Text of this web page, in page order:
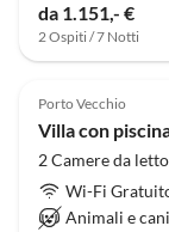
da 1.151,- €
2 Ospiti / 7 Notti
Porto Vecchio
2 Camere da
Wi-Fi
Animali e